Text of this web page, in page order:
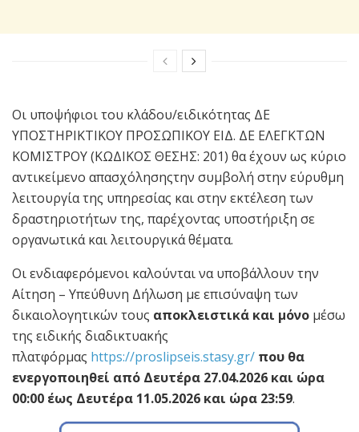
Οι υποψήφιοι του κλάδου/ειδικότητας ΔΕ
ΥΠΟΣΤΗΡΙΚΤΙΚΟΥ ΠΡΟΣΩΠΙΚΟΥ ΕΙΔ. ΔΕ ΕΛΕΓΚΤΩΝ
ΚΟΜΙΣΤΡΟΥ (ΚΩΔΙΚΟΣ ΘΕΣΗΣ: 201) θα έχουν ως κύριο
αντικείμενο απασχόλησηςτην συμβολή στην εύρυθμη
λειτουργία της υπηρεσίας και στην εκτέλεση των
δραστηριοτήτων της, παρέχοντας υποστήριξη σε
οργανωτικά και λειτουργικά θέματα.
Οι ενδιαφερόμενοι καλούνται να υποβάλλουν την
Αίτηση – Υπεύθυνη Δήλωση με επισύναψη των
δικαιολογητικών τους αποκλειστικά και μόνο μέσω
της ειδικής διαδικτυακής
πλατφόρμας https://proslipseis.stasy.gr/ που θα
ενεργοποιηθεί από Δευτέρα 27.04.2026 και ώρα
00:00 έως Δευτέρα 11.05.2026 και ώρα 23:59.